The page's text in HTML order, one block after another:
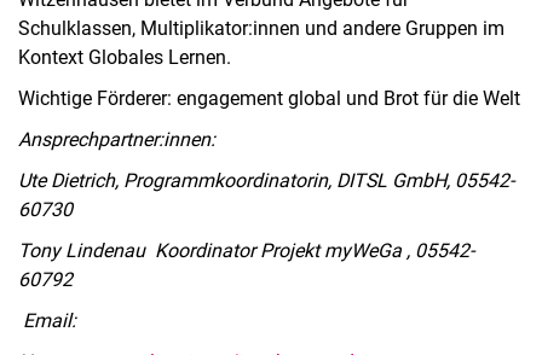
WeltGarten Witzenhausen
Interessante Links
Abgeschlossene Projekte
Schulklassen, Multiplikator:innen und andere Gruppen im
Kontext Globales Lernen.
Wichtige Förderer: engagement global und Brot für die Welt
Ansprechpartner:innen:
Ute Dietrich, Programmkoordinatorin, DITSL GmbH, 05542-
60730
Tony Lindenau Koordinator Projekt myWeGa , 05542-
60792
Email: